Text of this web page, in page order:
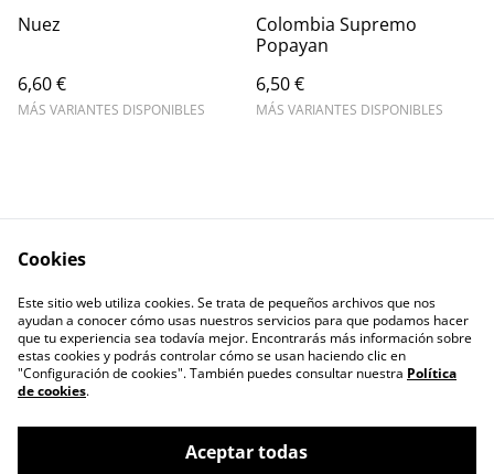
Nuez
6,60 €
MÁS VARIANTES DISPONIBLES
Colombia Supremo
Popayan
6,50 €
MÁS VARIANTES DISPONIBLES
Privacy Policy
Cookie Policy
Contactos
Cookies
Este sitio web utiliza cookies. Se trata de pequeños archivos que nos
ayudan a conocer cómo usas nuestros servicios para que podamos hacer
que tu experiencia sea todavía mejor. Encontrarás más información sobre
estas cookies y podrás controlar cómo se usan haciendo clic en
"Configuración de cookies". También puedes consultar nuestra Política
de cookies.
Aceptar todas